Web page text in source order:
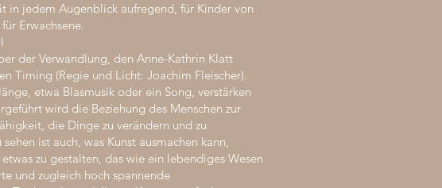
in jedem Augenblick aufregend, für Kinder von
Erwachsene.
der Verwandlung, den Anne-Kathrin Klatt
Timing (Regie und Licht: Joachim Fleischer).
etwa Blasmusik oder ein Song, verstärken
wird die Beziehung des Menschen zur
die Dinge zu verändern und zu
ist auch, was Kunst ausmachen kann,
zu gestalten, das wie ein lebendiges Wesen
und zugleich hoch spannende